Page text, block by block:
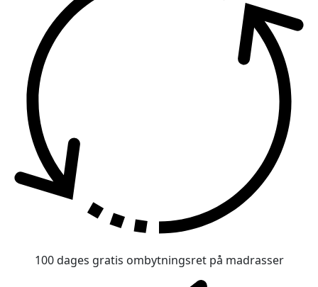
100 dages gratis ombytningsret på madrasser